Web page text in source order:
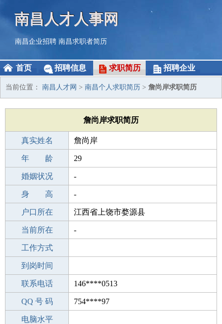
南昌人才人事网
南昌企业招聘 南昌求职者简历
首页 招聘信息 求职简历 招聘企业
当前位置： 南昌人才网 > 南昌个人求职简历 > 詹尚岸求职简历
詹尚岸求职简历
真实姓名 詹尚岸
性 别 男
年 龄 29
出生年月 1997-11-18
婚姻状况 -
学 历 高中
身 高 -
毕业学校 乳源桂头中学
户口所在 江西省上饶市婺源县
所学专业 -
当前所在 -
工作经验
工作方式
驾 照
到岗时间
期望月薪
联系电话 146****0513
手机号码 146****0513
QQ 号 码 754****97
微信号码
电脑水平